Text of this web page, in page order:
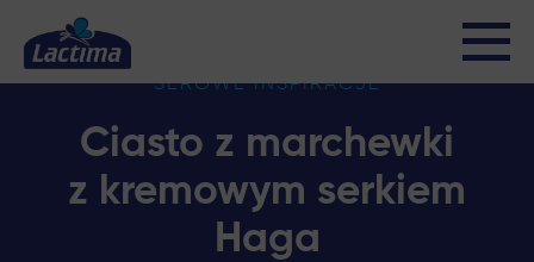
SEROWE INSPIRACJE
Ciasto z marchewki
z kremowym serkiem
Haga